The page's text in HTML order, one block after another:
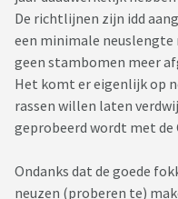
De richtlijnen zijn idd
een minimale neuslengte
geen stambomen meer
Het komt er eigenlijk op
rassen willen laten
geprobeerd wordt met de
Ondanks dat de goede
neuzen (proberen te)